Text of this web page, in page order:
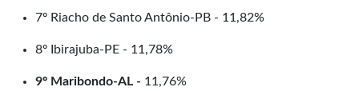
7º Riacho de Santo Antônio-PB - 11,82%
8º Ibirajuba-PE - 11,78%
9º Maribondo-AL - 11,76%